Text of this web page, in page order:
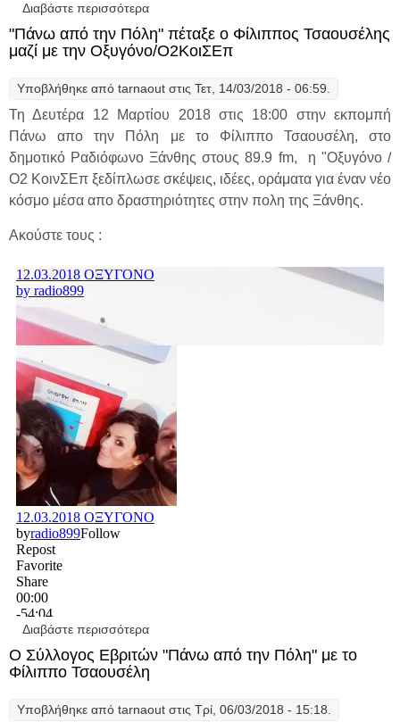
Διαβάστε περισσότερα
από την Πόλη" τη Δευτέρα 19 Μαρτίου 2018
"Πάνω από την Πόλη" πέταξε ο Φίλιππος Τσαουσέλης
μαζί με την Οξυγόνο/Ο2ΚοιΣΕπ
Υποβλήθηκε από tarnaout στις Τετ, 14/03/2018 - 06:59.
Τη Δευτέρα 12 Μαρτίου 2018 στις 18:00 στην εκπομπή
Πάνω απο την Πόλη με το Φίλιππο Τσαουσέλη, στο
δημοτικό Ραδιόφωνο Ξάνθης στους 89.9 fm, η "Οξυγόνο /
Ο2 ΚοινΣΕπ ξεδίπλωσε σκέψεις, ιδέες, οράματα για έναν νέο
κόσμο μέσα απο δραστηριότητες στην πολη της Ξάνθης.
Ακούστε τους :
Διαβάστε περισσότερα
Τσαουσέλης μαζί με την Οξυγόνο/Ο2ΚοιΣΕπ
Ο Σύλλογος Εβριτών "Πάνω από την Πόλη" με το
Φίλιππο Τσαουσέλη
Υποβλήθηκε από tarnaout στις Τρί, 06/03/2018 - 15:18.